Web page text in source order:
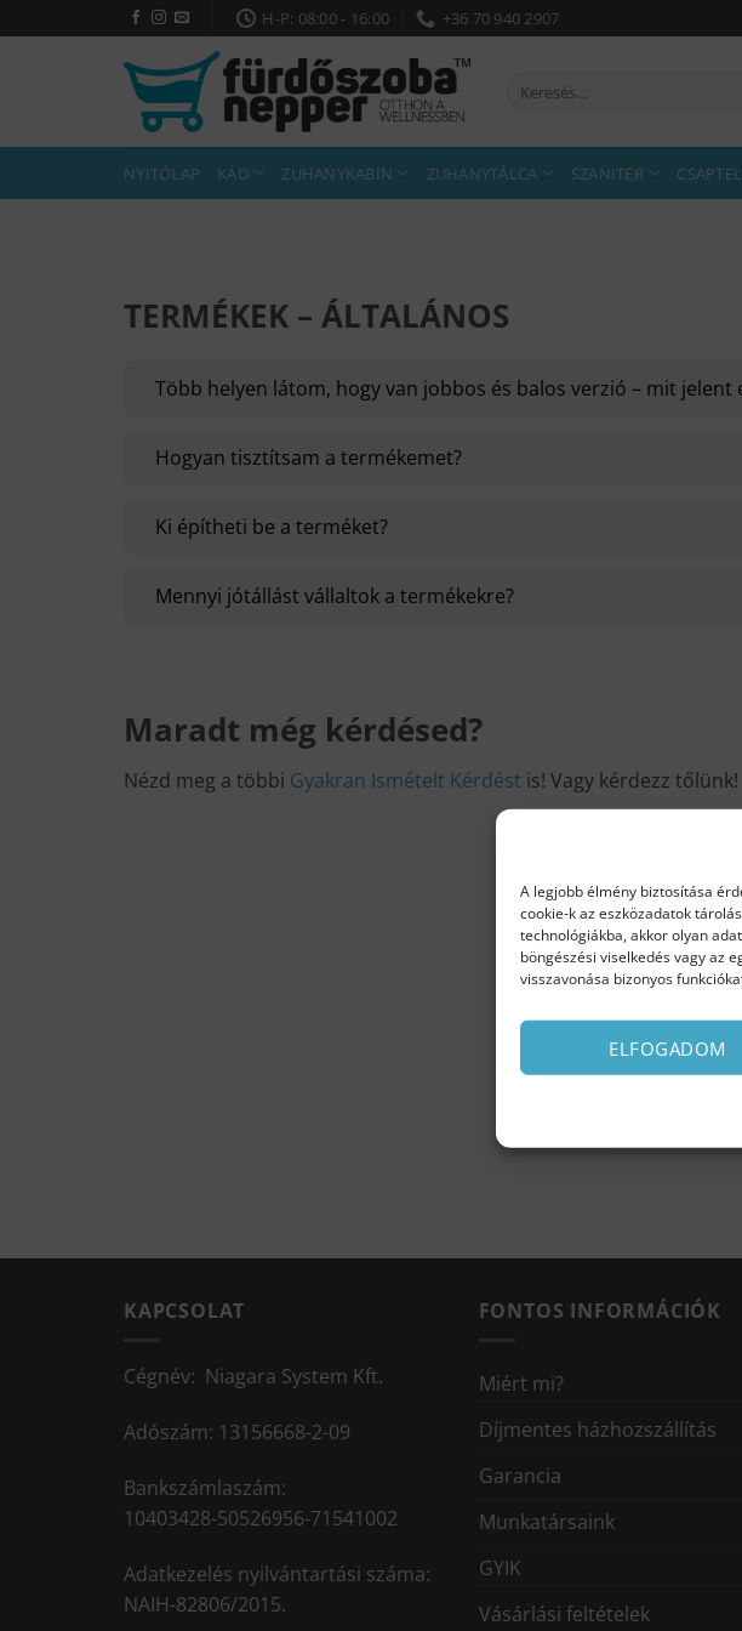
A legjobb élmény biztosítása
cookie-k az eszközadatok
technológiákba, akkor olyan
böngészési viselkedés vagy az
visszavonása bizonyos
ELFOGADOM
to
H-P: 08:00 - 16:00 +36 70 940 2907
NYITÓLAP KÁD ZUHANYKABIN ZUHANYTÁLCA SZANITER
TERMÉKEK – ÁLTALÁNOS
Több helyen látom, hogy van jobbos és balos verzió – mit jelent
Hogyan tisztítsam a termékemet?
Ki építheti be a terméket?
Mennyi jótállást vállaltok a termékekre?
Maradt még kérdésed?
Nézd meg a többi Gyakran Ismételt Kérdést is! Vagy kérdezz tőlünk!
KAPCSOLAT
Cégnév: Niagara System Kft.
Adószám: 13156668-2-09
Bankszámlaszám:
10403428-50526956-71541002
Adatkezelés nyilvántartási száma:
NAIH-82806/2015.
FONTOS INFORMÁCIÓK
Miért mi?
Díjmentes házhozszállítás
Garancia
Munkatársaink
GYIK
Vásárlási feltételek